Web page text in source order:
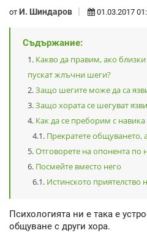
от И. Шиндаров 01.03.2017
Съдържание:
Какво да правим, ако
пускат жлъчни шеги?
Защо шегите може да са
Защо хората се шегуват
Как да се преборим с
Прекратете общуването,
Отговорете на опонента по
Посмейте вместо него
Истинското приятелство
Психологията ни е така е
общуване с други хора.